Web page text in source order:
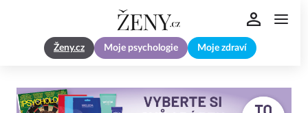
Ženy.cz Moje psychologie Moje zdraví